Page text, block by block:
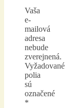
Vaša
e-
mailová
adresa
nebude
zverejnená.
Vyžadované
polia
sú
označené
*